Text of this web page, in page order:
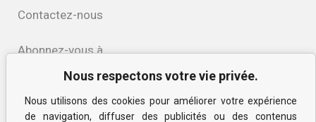
Nous respectons votre vie privée.
Nous utilisons des cookies pour améliorer votre expérience
de navigation, diffuser des publicités ou des contenus
Contactez-nous
Abonnez-vous à
Politique de confidentialité